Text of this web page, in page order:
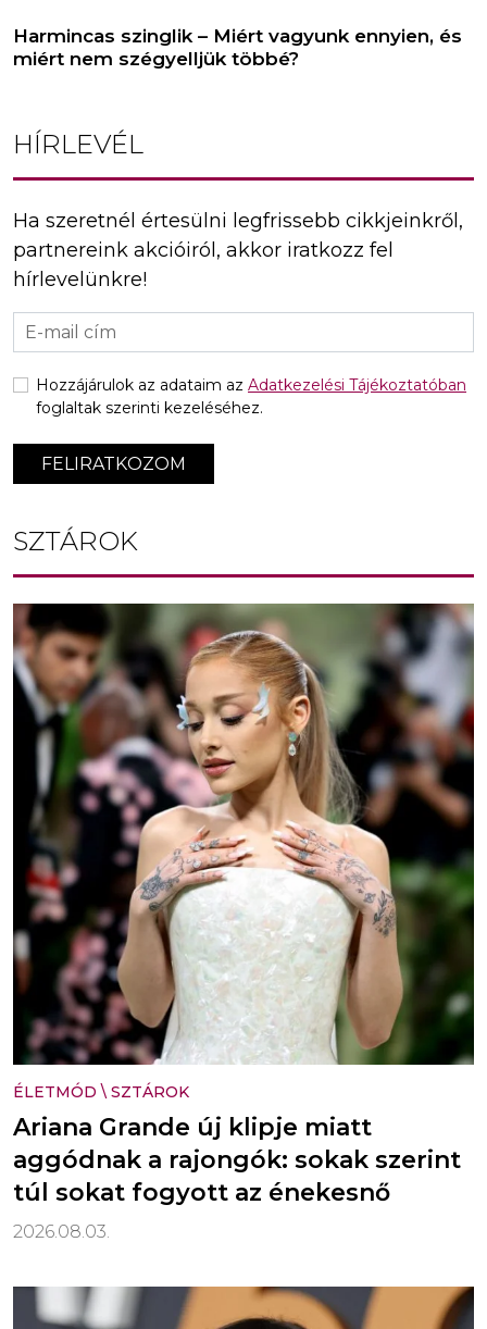
Harmincas szinglik – Miért vagyunk ennyien, és
miért nem szégyelljük többé?
HÍRLEVÉL
Ha szeretnél értesülni legfrissebb cikkjeinkről,
partnereink akcióiról, akkor iratkozz fel
hírlevelünkre!
FELIRATKOZOM
Hozzájárulok az adataim az Adatkezelési Tájékoztatóban
foglaltak szerinti kezeléséhez.
SZTÁROK
ÉLETMÓD \ SZTÁROK
Ariana Grande új klipje miatt
aggódnak a rajongók: sokak szerint
túl sokat fogyott az énekesnő
2026.08.03.